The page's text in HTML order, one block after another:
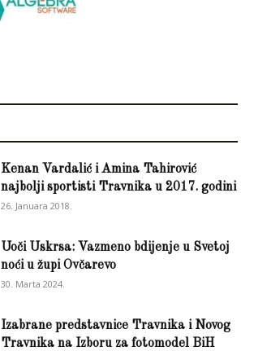
Kenan Vardalić i Amina Tahirović
najbolji sportisti Travnika u 2017. godini
26. Januara 2018.
Uoči Uskrsa: Vazmeno bdijenje u Svetoj
noći u župi Ovčarevo
30. Marta 2024.
Izabrane predstavnice Travnika i Novog
Travnika na Izboru za fotomodel BiH